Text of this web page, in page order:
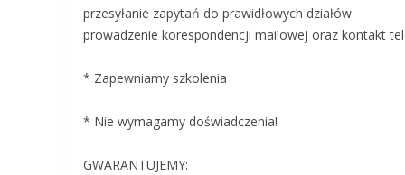
przesyłanie zapytań do prawidłowych działów
prowadzenie korespondencji mailowej oraz kontakt
* Zapewniamy szkolenia
* Nie wymagamy doświadczenia!
GWARANTUJEMY: